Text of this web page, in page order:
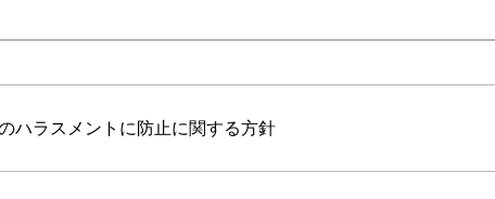
ハラスメントに防止に関する方針